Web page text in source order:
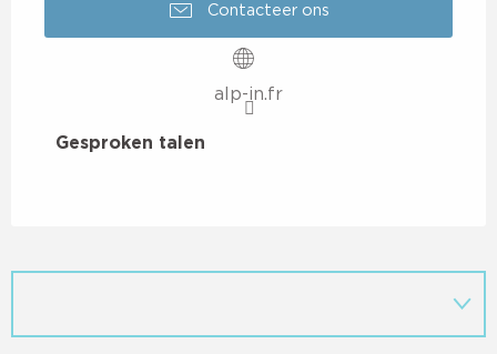
Contacteer ons
alp-in.fr
Gesproken talen
Gesproken talen